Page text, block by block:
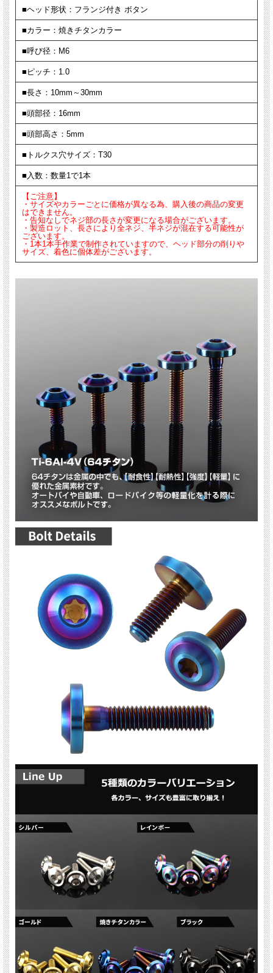
■ヘッド形状：フランジ付き ボタン
■カラー：焼きチタンカラー
■呼び径：M6
■ピッチ：1.0
■長さ：10mm～30mm
■頭部径：16mm
■頭部高さ：5mm
■トルクス穴サイズ：T30
■入数：数量1で1本
【ご注意】
・サイズやカラーごとに価格が異なる為、購入後の商品の変更
はできません。
・告知なしでネジ部の長さが変更になる場合がございます。
・製造ロット、長さにより全ネジ、半ネジが混在する可能性が
ございます。
・1本1本手作業で制作されていますので、ヘッド部分の削りや
サイズ、着色に個体差がございます。